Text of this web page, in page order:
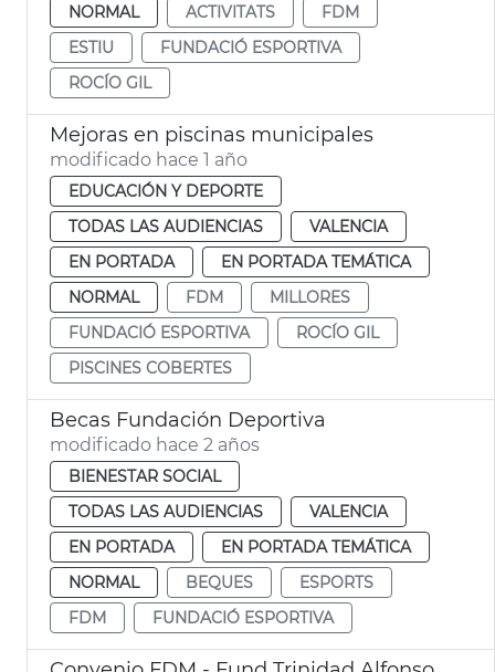
NORMAL
ACTIVITATS
FDM
ESTIU
FUNDACIÓ ESPORTIVA
ROCÍO GIL
Mejoras en piscinas municipales
modificado hace 1 año
EDUCACIÓN Y DEPORTE
TODAS LAS AUDIENCIAS
VALENCIA
EN PORTADA
EN PORTADA TEMÁTICA
NORMAL
FDM
MILLORES
FUNDACIÓ ESPORTIVA
ROCÍO GIL
PISCINES COBERTES
Becas Fundación Deportiva
modificado hace 2 años
BIENESTAR SOCIAL
TODAS LAS AUDIENCIAS
VALENCIA
EN PORTADA
EN PORTADA TEMÁTICA
NORMAL
BEQUES
ESPORTS
FDM
FUNDACIÓ ESPORTIVA